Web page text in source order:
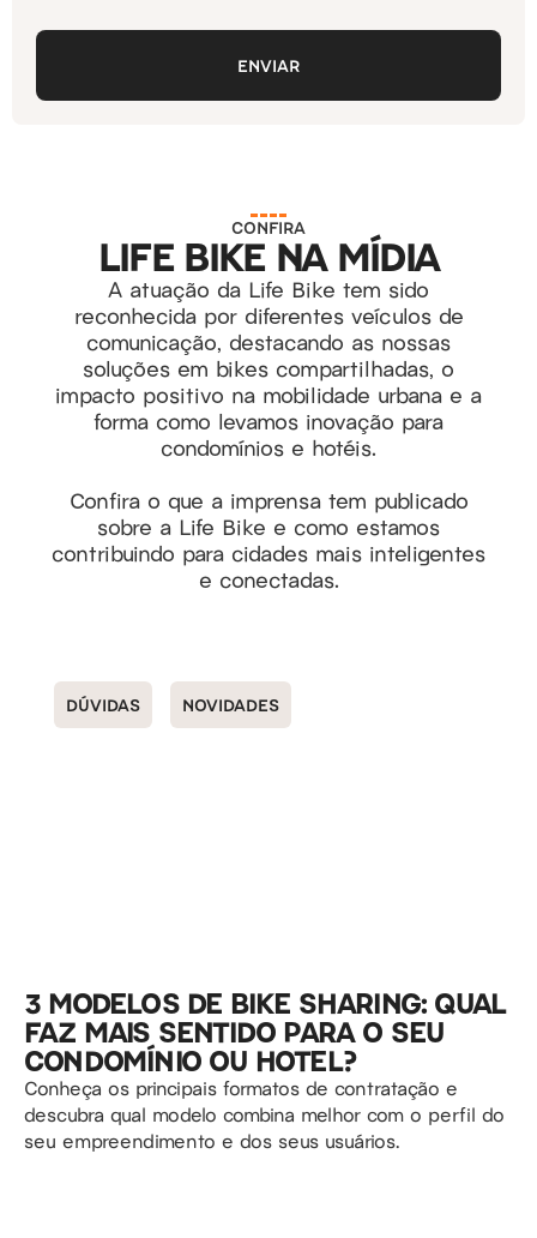
ENVIAR
CONFIRA
LIFE BIKE NA MÍDIA
A atuação da Life Bike tem sido
reconhecida por diferentes veículos de
comunicação, destacando as nossas
soluções em bikes compartilhadas, o
impacto positivo na mobilidade urbana e a
forma como levamos inovação para
condomínios e hotéis.
Confira o que a imprensa tem publicado
sobre a Life Bike e como estamos
contribuindo para cidades mais inteligentes
e conectadas.
DÚVIDAS NOVIDADES
3 MODELOS DE BIKE SHARING: QUAL
FAZ MAIS SENTIDO PARA O SEU
CONDOMÍNIO OU HOTEL?
Conheça os principais formatos de contratação e
descubra qual modelo combina melhor com o perfil do
seu empreendimento e dos seus usuários.